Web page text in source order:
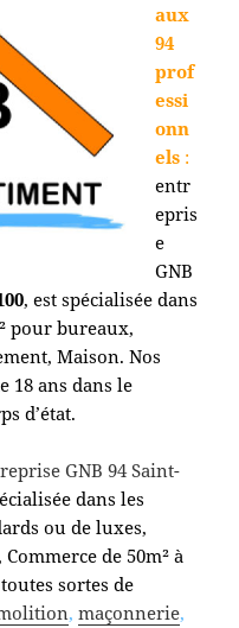
aux
94
prof
essi
onn
els :
entr
epris
e
GNB
, est spécialisée dans
pour bureaux,
Maison. Nos
18 ans dans le
d’état.
GNB 94 Saint-
dans les
ou de luxes,
de 50m² à
sortes de
,maçonnerie,